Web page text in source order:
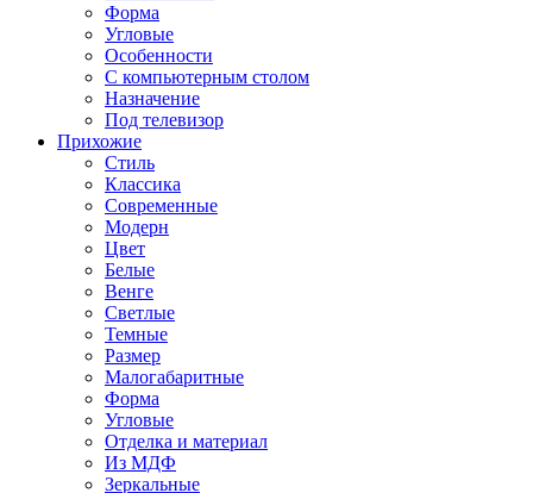
Форма
Угловые
Особенности
С компьютерным столом
Назначение
Под телевизор
Прихожие
Стиль
Классика
Современные
Модерн
Цвет
Белые
Венге
Светлые
Темные
Размер
Малогабаритные
Форма
Угловые
Отделка и материал
Из МДФ
Зеркальные